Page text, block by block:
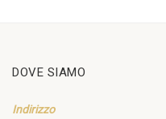
DOVE SIAMO
Indirizzo